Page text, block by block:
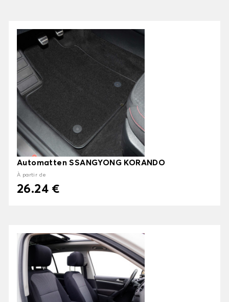
Automatten SSANGYONG KORANDO
À partir de
26.24 €